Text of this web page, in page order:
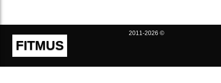
FITMUS
2011-2026 ©